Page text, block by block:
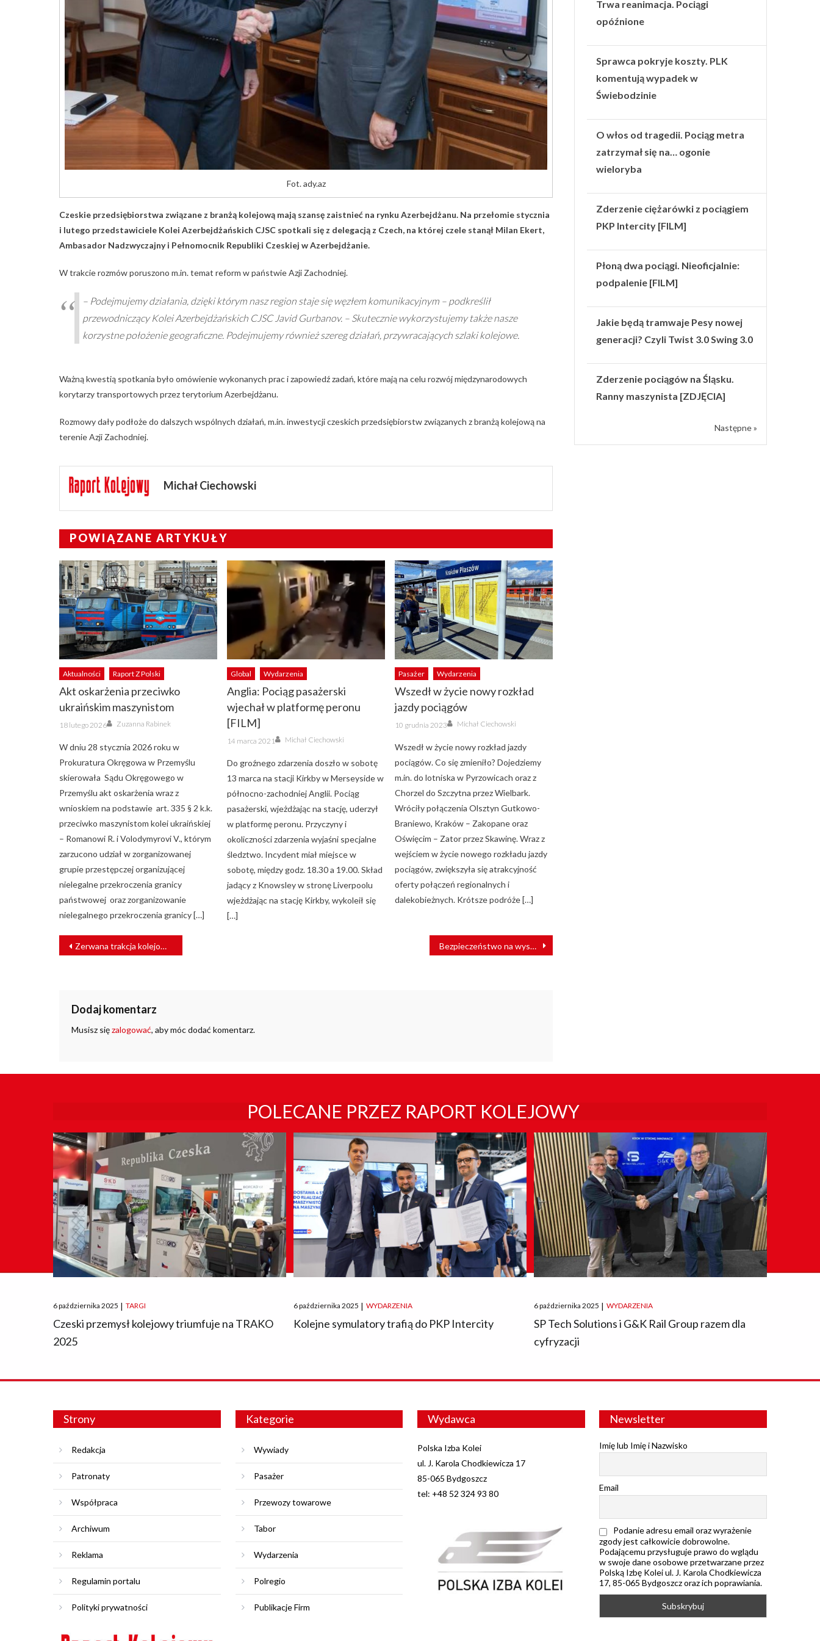
Fot. ady.az
Czeskie przedsiębiorstwa związane z branżą kolejową mają szansę zaistnieć na rynku Azerbejdżanu. Na przełomie stycznia
i lutego przedstawiciele Kolei Azerbejdżańskich CJSC spotkali się z delegacją z Czech, na której czele stanął Milan Ekert,
Ambasador Nadzwyczajny i Pełnomocnik Republiki Czeskiej w Azerbejdżanie.
W trakcie rozmów poruszono m.in. temat reform w państwie Azji Zachodniej.
– Podejmujemy działania, dzięki którym nasz region staje się węzłem komunikacyjnym – podkreślił
przewodniczący Kolei Azerbejdżańskich CJSC Javid Gurbanov. – Skutecznie wykorzystujemy także nasze
korzystne położenie geograficzne. Podejmujemy również szereg działań, przywracających szlaki kolejowe.
Ważną kwestią spotkania było omówienie wykonanych prac i zapowiedź zadań, które mają na celu rozwój międzynarodowych
korytarzy transportowych przez terytorium Azerbejdżanu.
Rozmowy dały podłoże do dalszych wspólnych działań, m.in. inwestycji czeskich przedsiębiorstw związanych z branżą kolejową na
terenie Azji Zachodniej.
Michał Ciechowski
POWIĄZANE ARTYKUŁY
Aktualności Raport Z Polski
Akt oskarżenia przeciwko
ukraińskim maszynistom
Posted
on
18 lutego 2026 Author
Zuzanna Rabinek
W dniu 28 stycznia 2026 roku w
Prokuratura Okręgowa w Przemyślu
skierowała Sądu Okręgowego w
Przemyślu akt oskarżenia wraz z
wnioskiem na podstawie art. 335 § 2 k.k.
przeciwko maszynistom kolei ukraińskiej
– Romanowi R. i Volodymyrovi V., którym
zarzucono udział w zorganizowanej
grupie przestępczej organizującej
nielegalne przekroczenia granicy
państwowej oraz zorganizowanie
nielegalnego przekroczenia granicy […]
Global Wydarzenia
Anglia: Pociąg pasażerski
wjechał w platformę peronu
[FILM]
Posted
on
14 marca 2021 Author
Michał Ciechowski
Do groźnego zdarzenia doszło w sobotę
13 marca na stacji Kirkby w Merseyside w
północno-zachodniej Anglii. Pociąg
pasażerski, wjeżdżając na stację, uderzył
w platformę peronu. Przyczyny i
okoliczności zdarzenia wyjaśni specjalne
śledztwo. Incydent miał miejsce w
sobotę, między godz. 18.30 a 19.00. Skład
jadący z Knowsley w stronę Liverpoolu
wjeżdżając na stację Kirkby, wykoleił się
[…]
Pasażer Wydarzenia
Wszedł w życie nowy rozkład
jazdy pociągów
Posted
on
10 grudnia 2023 Author
Michał Ciechowski
Wszedł w życie nowy rozkład jazdy
pociągów. Co się zmieniło? Dojedziemy
m.in. do lotniska w Pyrzowicach oraz z
Chorzel do Szczytna przez Wielbark.
Wróciły połączenia Olsztyn Gutkowo-
Braniewo, Kraków – Zakopane oraz
Oświęcim – Zator przez Skawinę. Wraz z
wejściem w życie nowego rozkładu jazdy
pociągów, zwiększyła się atrakcyjność
oferty połączeń regionalnych i
dalekobieżnych. Krótsze podróże […]
NAWIGACJA
WPISU
Zerwana trakcja kolejowa i drzewa na torach – orkan paraliżuje ruch pociągów Bezpieczeństwo na wysokim poziomie, rozkład jazdy do zmiany. Koleje Wielkopolskie publikują wyniki ankiety
Dodaj komentarz
Musisz sięzalogować, aby móc dodać komentarz.
Trwa reanimacja. Pociągi
opóźnione
Sprawca pokryje koszty. PLK
komentują wypadek w
Świebodzinie
O włos od tragedii. Pociąg metra
zatrzymał się na… ogonie
wieloryba
Zderzenie ciężarówki z pociągiem
PKP Intercity [FILM]
Płoną dwa pociągi. Nieoficjalnie:
podpalenie [FILM]
Jakie będą tramwaje Pesy nowej
generacji? Czyli Twist 3.0 Swing 3.0
Zderzenie pociągów na Śląsku.
Ranny maszynista [ZDJĘCIA]
Następne »
POLECANE PRZEZ RAPORT KOLEJOWY
Posted
on
6 października 2025 | TARGI
Czeski przemysł kolejowy triumfuje na TRAKO
2025
Posted
on
6 października 2025 | WYDARZENIA
Kolejne symulatory trafią do PKP Intercity
Posted
on
6 października 2025 | WYDARZENIA
SP Tech Solutions i G&K Rail Group razem dla
cyfryzacji
Strony
Redakcja
Patronaty
Współpraca
Archiwum
Reklama
Regulamin portalu
Polityki prywatności
Kategorie
Wywiady
Pasażer
Przewozy towarowe
Tabor
Wydarzenia
Polregio
Publikacje Firm
Wydawca
Polska Izba Kolei
ul. J. Karola Chodkiewicza 17
85-065 Bydgoszcz
tel: +48 52 324 93 80
Newsletter
Imię lub Imię i Nazwisko
Email
Podanie adresu email oraz wyrażenie
zgody jest całkowicie dobrowolne.
Podającemu przysługuje prawo do wglądu
w swoje dane osobowe przetwarzane przez
Polską Izbę Kolei ul. J. Karola Chodkiewicza
17, 85-065 Bydgoszcz oraz ich poprawiania.